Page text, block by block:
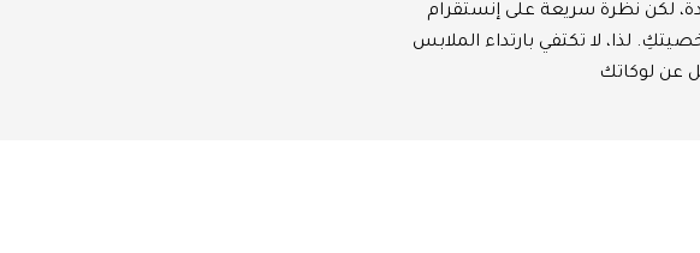
لكن نظرة سريعة على إنستقرام
لذا، لا تكتفي بارتداء الملابس
عن لوكاتك